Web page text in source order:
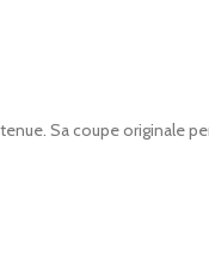
Sa coupe originale